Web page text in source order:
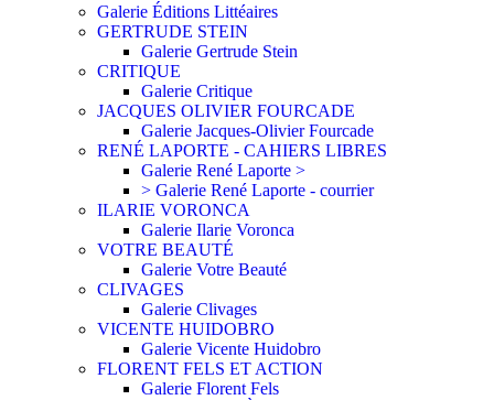
Galerie Éditions Littéaires
GERTRUDE STEIN
Galerie Gertrude Stein
CRITIQUE
Galerie Critique
JACQUES OLIVIER FOURCADE
Galerie Jacques-Olivier Fourcade
RENÉ LAPORTE - CAHIERS LIBRES
Galerie René Laporte >
> Galerie René Laporte - courrier
ILARIE VORONCA
Galerie Ilarie Voronca
VOTRE BEAUTÉ
Galerie Votre Beauté
CLIVAGES
Galerie Clivages
VICENTE HUIDOBRO
Galerie Vicente Huidobro
FLORENT FELS ET ACTION
Galerie Florent Fels